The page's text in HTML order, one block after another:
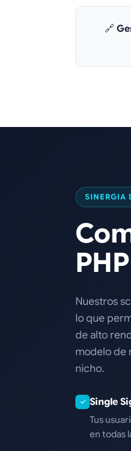
🔗
SINERGIA
Nuestros
lo que
de alto
modelo de
nicho.
✓ Single
Tus
en todas